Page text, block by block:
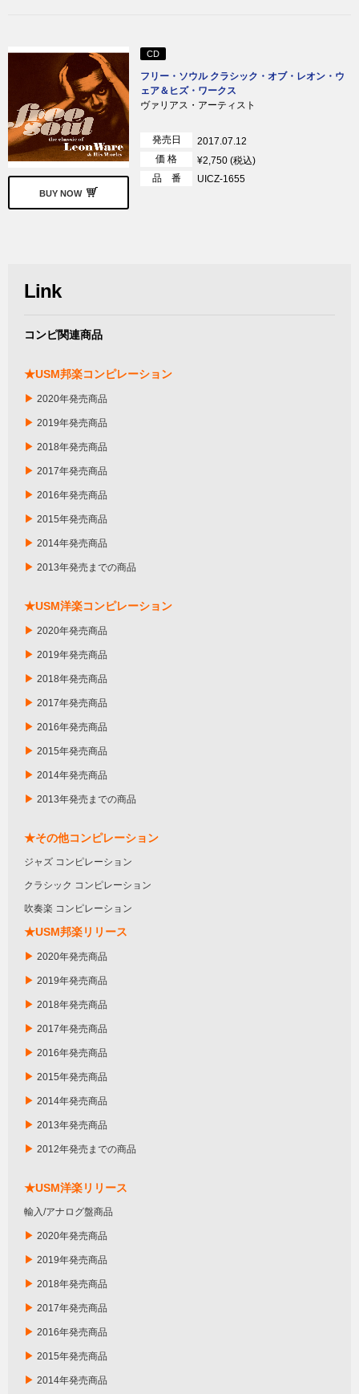
BUY NOW
CD
フリー・ソウル クラシック・オブ・レオン・ウ
ェア＆ヒズ・ワークス
ヴァリアス・アーティスト
発売日
2017.07.12
価 格
¥2,750 (税込)
品 番
UICZ-1655
Link
コンピ関連商品
★USM邦楽コンピレーション
▶ 2020年発売商品
▶ 2019年発売商品
▶ 2018年発売商品
▶ 2017年発売商品
▶ 2016年発売商品
▶ 2015年発売商品
▶ 2014年発売商品
▶ 2013年発売までの商品
★USM洋楽コンピレーション
▶ 2020年発売商品
▶ 2019年発売商品
▶ 2018年発売商品
▶ 2017年発売商品
▶ 2016年発売商品
▶ 2015年発売商品
▶ 2014年発売商品
▶ 2013年発売までの商品
★その他コンピレーション
ジャズ コンピレーション
クラシック コンピレーション
吹奏楽 コンピレーション
★USM邦楽リリース
▶ 2020年発売商品
▶ 2019年発売商品
▶ 2018年発売商品
▶ 2017年発売商品
▶ 2016年発売商品
▶ 2015年発売商品
▶ 2014年発売商品
▶ 2013年発売商品
▶ 2012年発売までの商品
★USM洋楽リリース
輸入/アナログ盤商品
▶ 2020年発売商品
▶ 2019年発売商品
▶ 2018年発売商品
▶ 2017年発売商品
▶ 2016年発売商品
▶ 2015年発売商品
▶ 2014年発売商品